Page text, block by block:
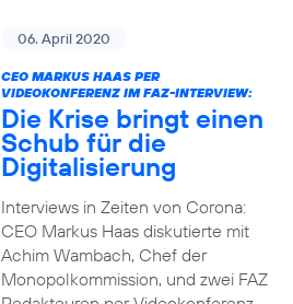
06. April 2020
CEO MARKUS HAAS PER
VIDEOKONFERENZ IM FAZ-INTERVIEW:
Die Krise bringt einen
Schub für die
Digitalisierung
Interviews in Zeiten von Corona:
CEO Markus Haas diskutierte mit
Achim Wambach, Chef der
Monopolkommission, und zwei FAZ